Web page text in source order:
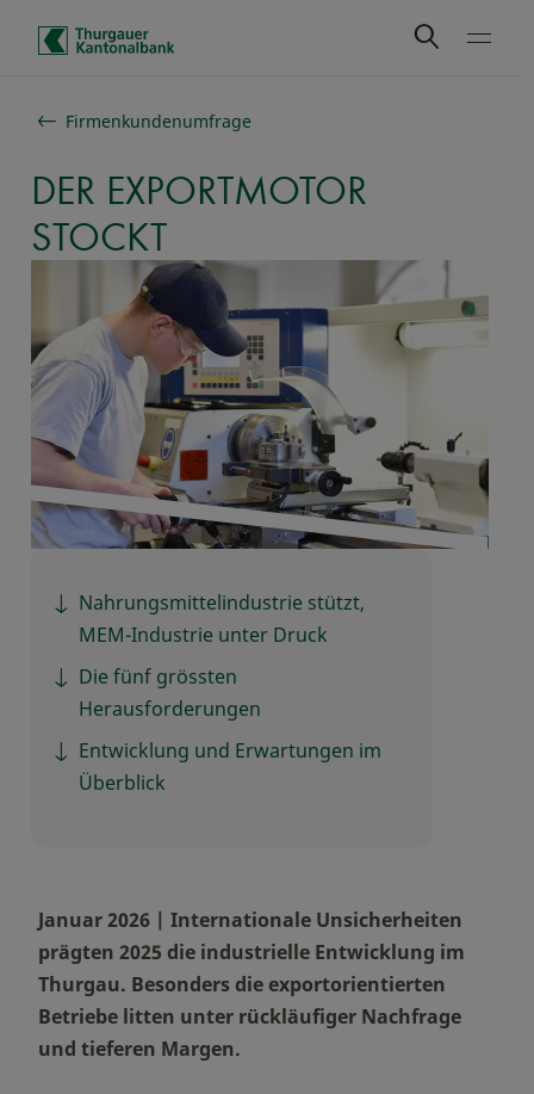
Schnelle Navigation
Firmenkundenumfrage
DER EXPORTMOTOR
STOCKT
Nahrungsmittelindustrie stützt,
MEM-Industrie unter Druck
Die fünf grössten
Herausforderungen
Entwicklung und Erwartungen im
Überblick
Januar 2026 | Internationale Unsicherheiten
prägten 2025 die industrielle Entwicklung im
Thurgau. Besonders die exportorientierten
Betriebe litten unter rückläufiger Nachfrage
und tieferen Margen.